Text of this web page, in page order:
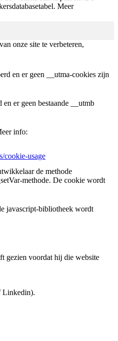
Meer
onze site te verbeteren,
en er geen __utma-cookies zijn
er geen bestaande __utmb
info:
cookie-usage
de methode
methode. De cookie wordt
javascript-bibliotheek wordt
gezien voordat hij die website
Linkedin).